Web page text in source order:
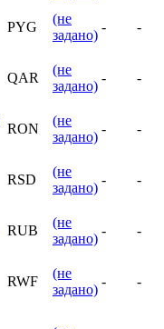
PYG
(не
задано)
- -
QAR
(не
задано)
- -
RON
(не
задано)
- -
RSD
(не
задано)
- -
RUB
(не
задано)
- -
RWF
(не
задано)
- -